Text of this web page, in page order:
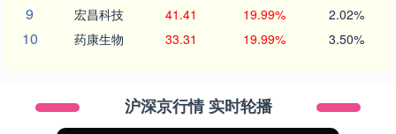
9 宏昌科技 41.41 19.99% 2.02%
10 药康生物 33.31 19.99% 3.50%
沪深京行情 实时轮播